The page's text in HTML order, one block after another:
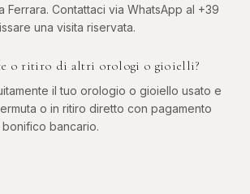
Ferrara. Contattaci via WhatsApp al +39
una visita riservata.
o ritiro di altri orologi o gioielli?
il tuo orologio o gioiello usato e
o in ritiro diretto con pagamento
bonifico bancario.